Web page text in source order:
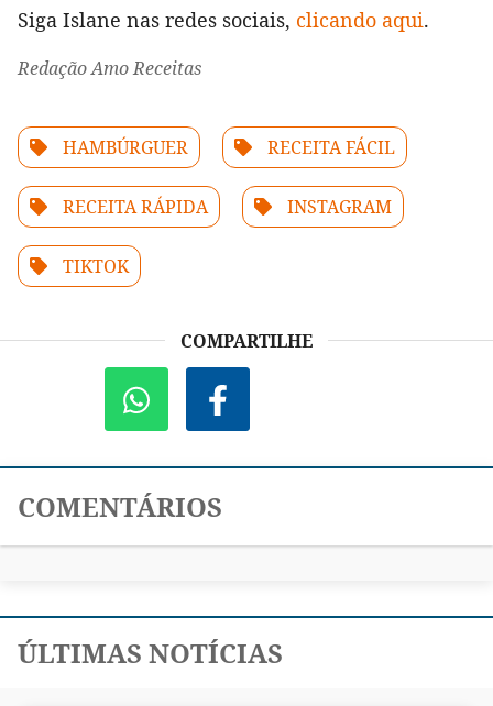
Siga Islane nas redes sociais, clicando aqui.
Redação Amo Receitas
HAMBÚRGUER RECEITA FÁCIL
RECEITA RÁPIDA INSTAGRAM
TIKTOK
COMPARTILHE
COMENTÁRIOS
ÚLTIMAS NOTÍCIAS